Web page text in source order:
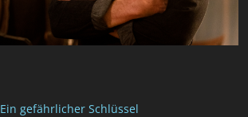
Ein gefährlicher Schlüssel